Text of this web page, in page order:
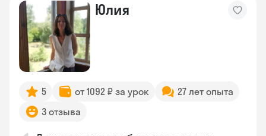
Юлия
5 от 1092 ₽ за урок
27 лет опыта
3 отзыва